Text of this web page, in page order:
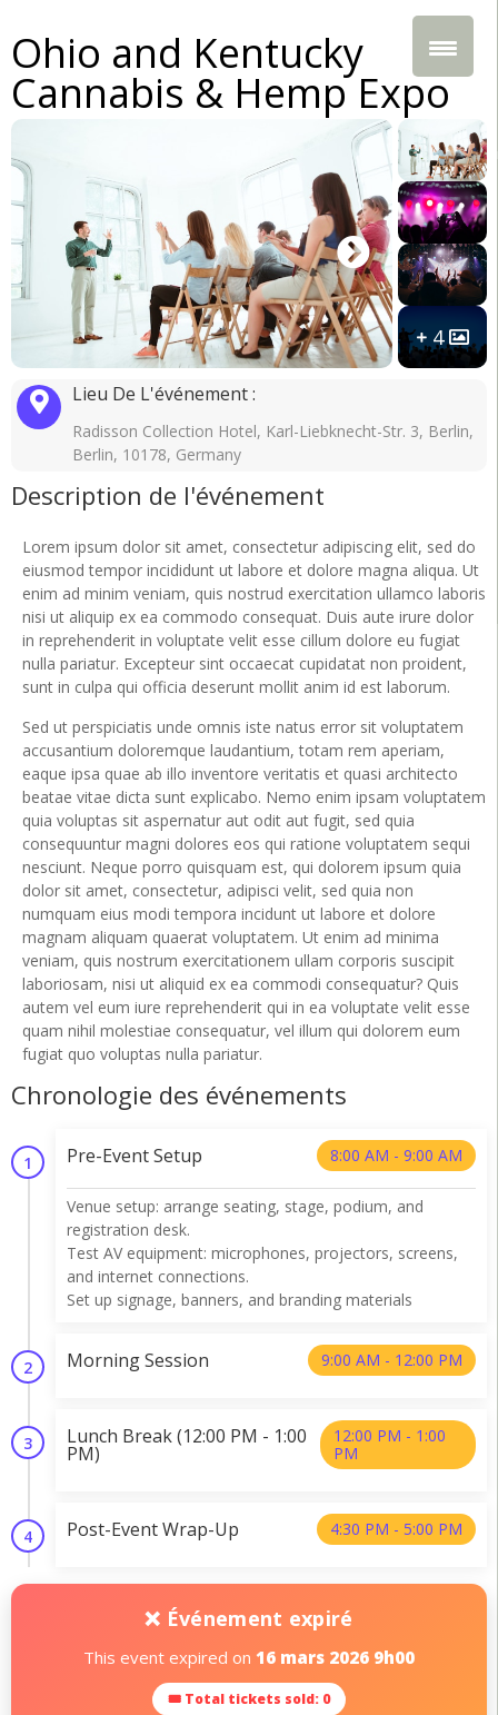
Ohio and Kentucky
Cannabis & Hemp Expo
4
Lieu De L'événement :
Radisson Collection Hotel, Karl-Liebknecht-Str. 3, Berlin,
Berlin, 10178, Germany
Description de l'événement
Lorem ipsum dolor sit amet, consectetur adipiscing elit, sed do
eiusmod tempor incididunt ut labore et dolore magna aliqua. Ut
enim ad minim veniam, quis nostrud exercitation ullamco laboris
nisi ut aliquip ex ea commodo consequat. Duis aute irure dolor
in reprehenderit in voluptate velit esse cillum dolore eu fugiat
nulla pariatur. Excepteur sint occaecat cupidatat non proident,
sunt in culpa qui officia deserunt mollit anim id est laborum.
Sed ut perspiciatis unde omnis iste natus error sit voluptatem
accusantium doloremque laudantium, totam rem aperiam,
eaque ipsa quae ab illo inventore veritatis et quasi architecto
beatae vitae dicta sunt explicabo. Nemo enim ipsam voluptatem
quia voluptas sit aspernatur aut odit aut fugit, sed quia
consequuntur magni dolores eos qui ratione voluptatem sequi
nesciunt. Neque porro quisquam est, qui dolorem ipsum quia
dolor sit amet, consectetur, adipisci velit, sed quia non
numquam eius modi tempora incidunt ut labore et dolore
magnam aliquam quaerat voluptatem. Ut enim ad minima
veniam, quis nostrum exercitationem ullam corporis suscipit
laboriosam, nisi ut aliquid ex ea commodi consequatur? Quis
autem vel eum iure reprehenderit qui in ea voluptate velit esse
quam nihil molestiae consequatur, vel illum qui dolorem eum
fugiat quo voluptas nulla pariatur.
Chronologie des événements
1 Pre-Event Setup 8:00 AM - 9:00 AM
Venue setup: arrange seating, stage, podium, and
registration desk.
Test AV equipment: microphones, projectors, screens,
and internet connections.
Set up signage, banners, and branding materials
2 Morning Session 9:00 AM - 12:00 PM
3 Lunch Break (12:00 PM - 1:00
PM)
12:00 PM - 1:00
PM
4 Post-Event Wrap-Up 4:30 PM - 5:00 PM
❌ Événement expiré
This event expired on 16 mars 2026 9h00
🎟 Total tickets sold: 0